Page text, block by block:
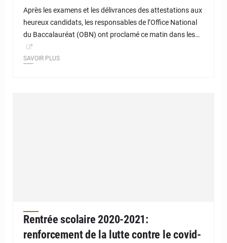
Après les examens et les délivrances des attestations aux
heureux candidats, les responsables de l’Office National
du Baccalauréat (OBN) ont proclamé ce matin dans les…
SAVOIR PLUS
Rentrée scolaire 2020-2021:
renforcement de la lutte contre le covid-